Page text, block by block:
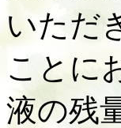
いただ
ことに
液の残